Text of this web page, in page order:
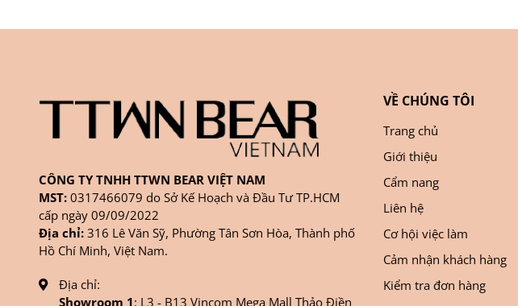
CÔNG TY TNHH TTWN BEAR VIỆT NAM
MST: 0317466079 do Sở Kế Hoạch và Đầu Tư TP.HCM
cấp ngày 09/09/2022
Địa chỉ: 316 Lê Văn Sỹ, Phường Tân Sơn Hòa, Thành phố
Hồ Chí Minh, Việt Nam.
Địa chỉ:
Showroom 1: L3 - B13 Vincom Mega Mall Thảo Điền
VỀ CHÚNG TÔI
Trang chủ
Giới thiệu
Cẩm nang
Liên hệ
Cơ hội việc làm
Cảm nhận khách hàng
Kiểm tra đơn hàng